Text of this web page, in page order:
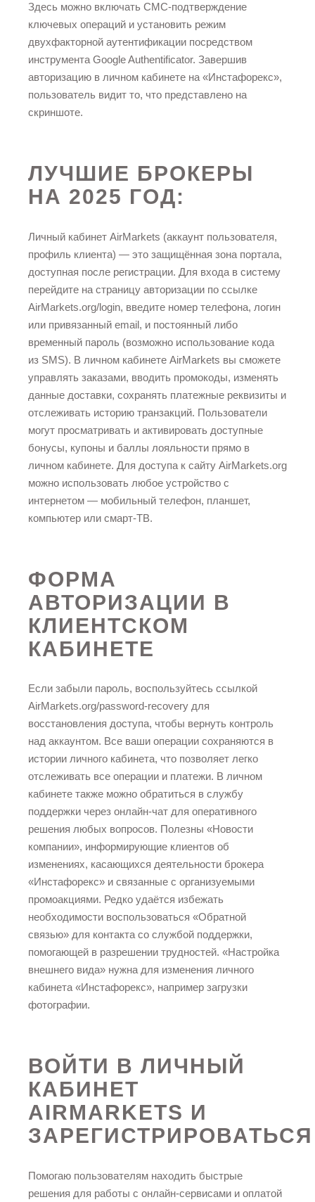
Здесь можно включать СМС-подтверждение
ключевых операций и установить режим
двухфакторной аутентификации посредством
инструмента Google Authentificator. Завершив
авторизацию в личном кабинете на «Инстафорекс»,
пользователь видит то, что представлено на
скриншоте.
ЛУЧШИЕ БРОКЕРЫ
НА 2025 ГОД:
Личный кабинет AirMarkets (аккаунт пользователя,
профиль клиента) — это защищённая зона портала,
доступная после регистрации. Для входа в систему
перейдите на страницу авторизации по ссылке
AirMarkets.org/login, введите номер телефона, логин
или привязанный email, и постоянный либо
временный пароль (возможно использование кода
из SMS). В личном кабинете AirMarkets вы сможете
управлять заказами, вводить промокоды, изменять
данные доставки, сохранять платежные реквизиты и
отслеживать историю транзакций. Пользователи
могут просматривать и активировать доступные
бонусы, купоны и баллы лояльности прямо в
личном кабинете. Для доступа к сайту AirMarkets.org
можно использовать любое устройство с
интернетом — мобильный телефон, планшет,
компьютер или смарт-ТВ.
ФОРМА
АВТОРИЗАЦИИ В
КЛИЕНТСКОМ
КАБИНЕТЕ
Если забыли пароль, воспользуйтесь ссылкой
AirMarkets.org/password-recovery для
восстановления доступа, чтобы вернуть контроль
над аккаунтом. Все ваши операции сохраняются в
истории личного кабинета, что позволяет легко
отслеживать все операции и платежи. В личном
кабинете также можно обратиться в службу
поддержки через онлайн-чат для оперативного
решения любых вопросов. Полезны «Новости
компании», информирующие клиентов об
изменениях, касающихся деятельности брокера
«Инстафорекс» и связанные с организуемыми
промоакциями. Редко удаётся избежать
необходимости воспользоваться «Обратной
связью» для контакта со службой поддержки,
помогающей в разрешении трудностей. «Настройка
внешнего вида» нужна для изменения личного
кабинета «Инстафорекс», например загрузки
фотографии.
ВОЙТИ В ЛИЧНЫЙ
КАБИНЕТ
AIRMARKETS И
ЗАРЕГИСТРИРОВАТЬСЯ
Помогаю пользователям находить быстрые
решения для работы с онлайн-сервисами и оплатой